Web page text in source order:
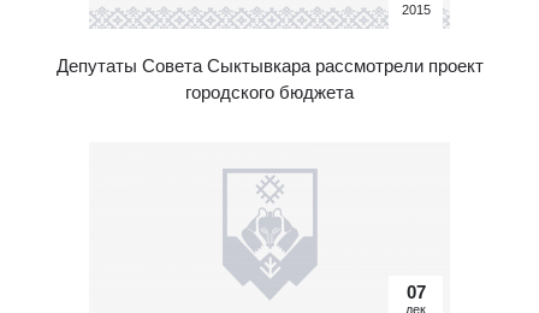
Депутаты Совета Сыктывкара рассмотрели проект
городского бюджета
2015
07
дек